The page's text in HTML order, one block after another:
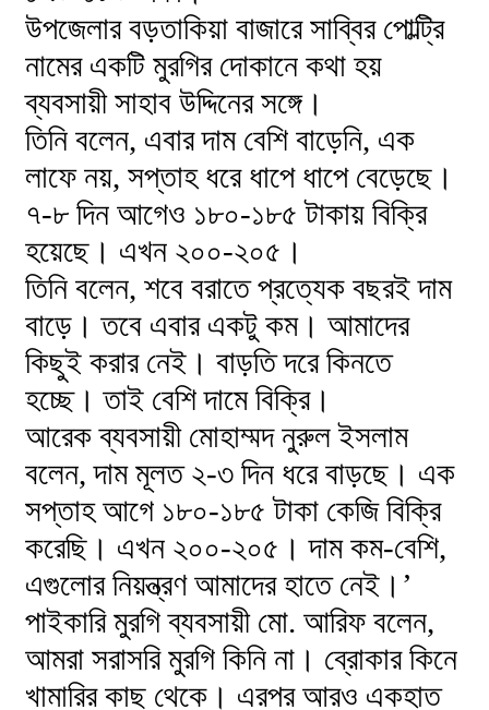
উপজেলার বড়তাকিয়া বাজারে সাব্বির পোল্ট্রি
নামের একটি মুরগির দোকানে কথা হয়
ব্যবসায়ী সাহাব উদ্দিনের সঙ্গে।
তিনি বলেন, এবার দাম বেশি বাড়েনি, এক
লাফে নয়, সপ্তাহ ধরে ধাপে ধাপে বেড়েছে।
৭-৮ দিন আগেও ১৮০-১৮৫ টাকায় বিক্রি
হয়েছে। এখন ২০০-২০৫।
তিনি বলেন, শবে বরাতে প্রত্যেক বছরই দাম
বাড়ে। তবে এবার একটু কম। আমাদের
কিছুই করার নেই। বাড়তি দরে কিনতে
হচ্ছে। তাই বেশি দামে বিক্রি।
আরেক ব্যবসায়ী মোহাম্মদ নুরুল ইসলাম
বলেন, দাম মূলত ২-৩ দিন ধরে বাড়ছে। এক
সপ্তাহ আগে ১৮০-১৮৫ টাকা কেজি বিক্রি
করেছি। এখন ২০০-২০৫। দাম কম-বেশি,
এগুলোর নিয়ন্ত্রণ আমাদের হাতে নেই।’
পাইকারি মুরগি ব্যবসায়ী মো. আরিফ বলেন,
আমরা সরাসরি মুরগি কিনি না। ব্রোকার কিনে
খামারির কাছ থেকে। এরপর আরও একহাত